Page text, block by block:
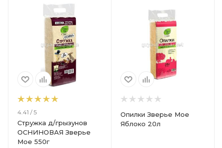
4.41 / 5
Стружка д/грызунов
ОСНИНОВАЯ Зверье
Мое 550г
Опилки Зверье Мое
Яблоко 20л